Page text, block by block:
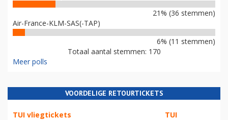
21% (36 stemmen)
Air-France-KLM-SAS(-TAP)
6% (11 stemmen)
Totaal aantal stemmen: 170
Meer polls
VOORDELIGE RETOURTICKETS
TUI vliegtickets TUI